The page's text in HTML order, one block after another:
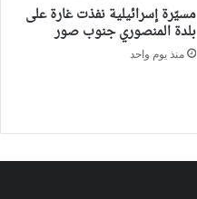
مسيّرة إسرائيلية نفذت غارة على
بلدة المنصوري جنوب صور
منذ يوم واحد